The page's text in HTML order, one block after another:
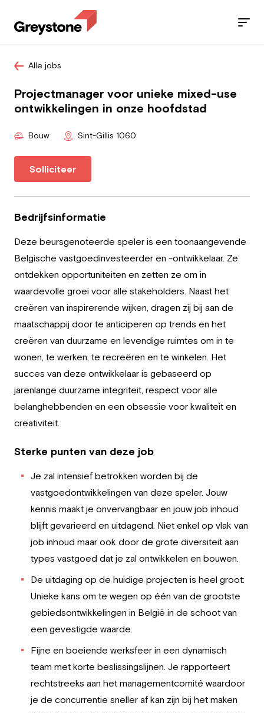
Werknemer
Werkgever
Over ons
Team
NL
Jobs
Diensten
Sectoren
Blog
Alle jobs
Projectmanager voor unieke mixed-use
ontwikkelingen in onze hoofdstad
Bouw Sint-Gillis 1060
Solliciteer
Bedrijfsinformatie
Deze beursgenoteerde speler is een toonaangevende
Belgische vastgoedinvesteerder en -ontwikkelaar. Ze
ontdekken opportuniteiten en zetten ze om in
waardevolle groei voor alle stakeholders. Naast het
creëren van inspirerende wijken, dragen zij bij aan de
maatschappij door te anticiperen op trends en het
creëren van duurzame en levendige ruimtes om in te
wonen, te werken, te recreëren en te winkelen. Het
succes van deze ontwikkelaar is gebaseerd op
jarenlange duurzame integriteit, respect voor alle
belanghebbenden en een obsessie voor kwaliteit en
creativiteit.
Sterke punten van deze job
Je zal intensief betrokken worden bij de
vastgoedontwikkelingen van deze speler. Jouw
kennis maakt je onvervangbaar en jouw job inhoud
blijft gevarieerd en uitdagend. Niet enkel op vlak van
job inhoud maar ook door de grote diversiteit aan
types vastgoed dat je zal ontwikkelen en bouwen.
De uitdaging op de huidige projecten is heel groot:
Unieke kans om te wegen op één van de grootste
gebiedsontwikkelingen in België in de schoot van
een gevestigde waarde.
Fijne en boeiende werksfeer in een dynamisch
team met korte beslissingslijnen. Je rapporteert
rechtstreeks aan het managementcomité waardoor
je de concurrentie sneller af kan zijn bij het maken